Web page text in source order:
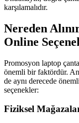
karşılamalıdır.
Nereden
Online
Promosyon laptop
önemli bir faktördür.
de aynı derecede
seçenekler:
Fiziksel